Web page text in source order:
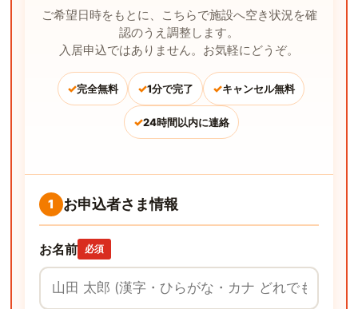
ご希望日時をもとに、こちらで施設へ空き状況を確
認のうえ調整します。
入居申込ではありません。お気軽にどうぞ。
✓完全無料 ✓1分で完了 ✓キャンセル無料
✓24時間以内に連絡
1 お申込者さま情報
お名前 必須